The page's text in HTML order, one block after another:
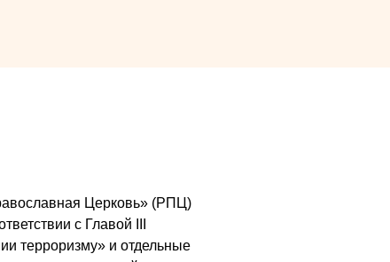
Церковь» (РПЦ)
с Главой III
терроризму» и отдельные